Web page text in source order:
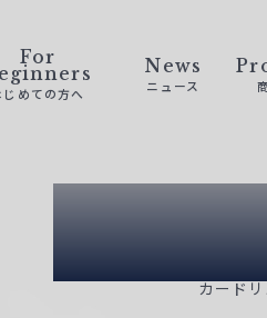
For
じめての方へ
News
ニュース
カード